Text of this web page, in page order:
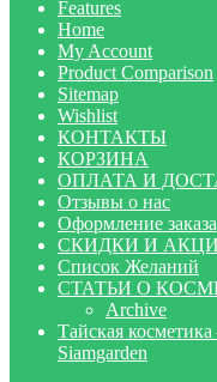
Features
Home
My Account
Product Comparison
Sitemap
Wishlist
КОНТАКТЫ
КОРЗИНА
ОПЛАТА И
Отзывы о нас
Оформление заказа
СКИДКИ И
Список Желаний
СТАТЬИ О
Archive
Тайская
Siamgarden